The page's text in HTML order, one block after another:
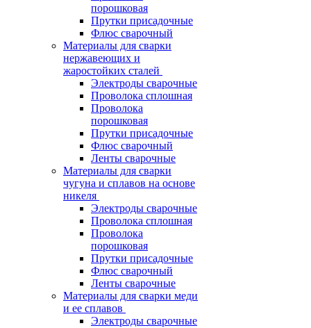
порошковая
Прутки присадочные
Флюс сварочный
Материалы для сварки
нержавеющих и
жаростойких сталей
Электроды сварочные
Проволока сплошная
Проволока
порошковая
Прутки присадочные
Флюс сварочный
Ленты сварочные
Материалы для сварки
чугуна и сплавов на основе
никеля
Электроды сварочные
Проволока сплошная
Проволока
порошковая
Прутки присадочные
Флюс сварочный
Ленты сварочные
Материалы для сварки меди
и ее сплавов
Электроды сварочные